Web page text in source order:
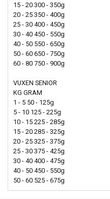
15 - 20 300 - 350g
20 - 25 350 - 400g
25 - 30 400 - 450g
30 - 40 450 - 550g
40 - 50 550 - 650g
50 - 60 650 - 750g
60 - 80 750 - 900g
VUXEN SENIOR
KG GRAM
1 - 5 50 - 125g
5 - 10 125 - 225g
10 - 15 225 - 285g
15 - 20 285 - 325g
20 - 25 325 - 375g
25 - 30 375 - 425g
30 - 40 400 - 475g
40 - 50 450 - 550g
50 - 60 525 - 675g